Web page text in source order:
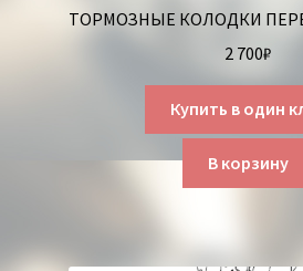
ТОРМОЗНЫЕ КОЛОДКИ
2 700₽
Купить в один
В корзину